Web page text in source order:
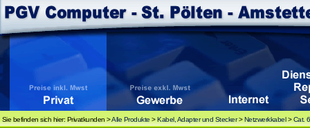
Sie befinden sich hier: Privatkunden >Alle Produkte >Kabel, Adapter und Stecker>Netzwerkkabel>Cat.